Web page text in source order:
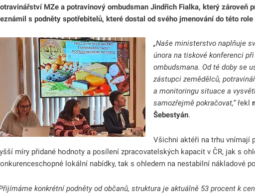
MZe a potravinový ombudsman Jindřich Fialka, který zároveň
s podněty spotřebitelů, které dostal od svého jmenování do této role
„Naše ministerstvo naplňuje
února na tiskové konferenci
ombudsmana. Od té doby se
zástupci zemědělců,
a monitoringu situace a
samozřejmě pokračovat,“řekl
Šebestyán.
Všichni aktéři na trhu vnímají
míry přidané hodnoty a posílení zpracovatelských kapacit v ČR, jak s
lokální nabídky, tak s ohledem na nestabilní nákladové
konkrétní podněty od občanů, struktura je aktuálně 53 procent k